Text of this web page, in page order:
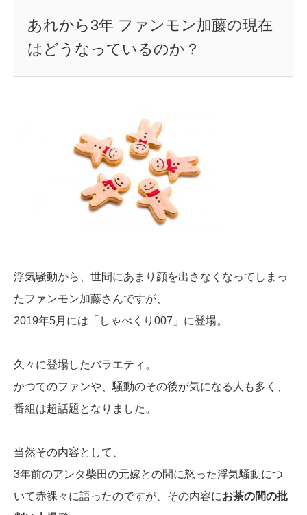
あれから3年 ファンモン加藤の現在
はどうなっているのか？
浮気騒動から、世間にあまり顔を出さなくなってしまっ
たファンモン加藤さんですが、
2019年5月には「しゃべくり007」に登場。
久々に登場したバラエティ。
かつてのファンや、騒動のその後が気になる人も多く、
番組は超話題となりました。
当然その内容として、
3年前のアンタ柴田の元嫁との間に怒った浮気騒動につ
いて赤裸々に語ったのですが、その内容にお茶の間の批